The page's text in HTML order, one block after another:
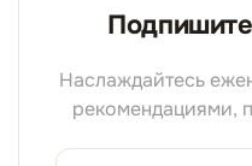
Наслаждайтесь
рекомендациями,